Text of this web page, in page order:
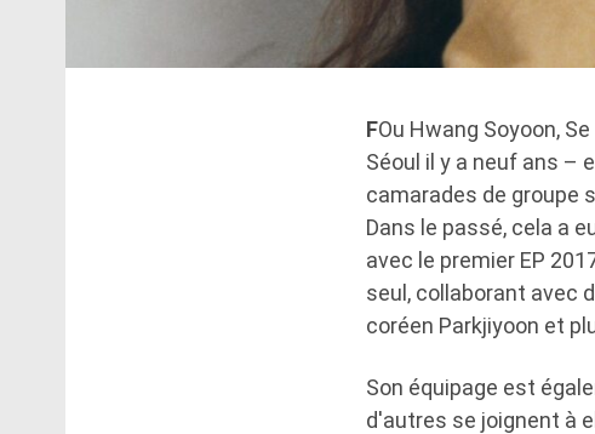
FOu Hwang Soyoon,
Séoul il y a neuf ans –
camarades de groupe
Dans le passé, cela a
avec le premier EP
seul, collaborant avec
coréen Parkjiyoon et
Son équipage est
d'autres se joignent à